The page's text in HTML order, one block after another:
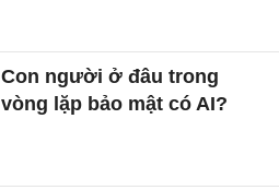
Con người ở đâu trong
vòng lặp bảo mật có AI?